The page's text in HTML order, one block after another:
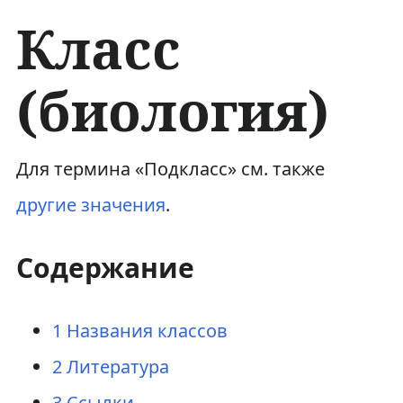
Класс
(биология)
П
е
е
П
е
е
Для термина «Подкласс» см. также
другие значения.
Содержание
1 Названия классов
2Литература